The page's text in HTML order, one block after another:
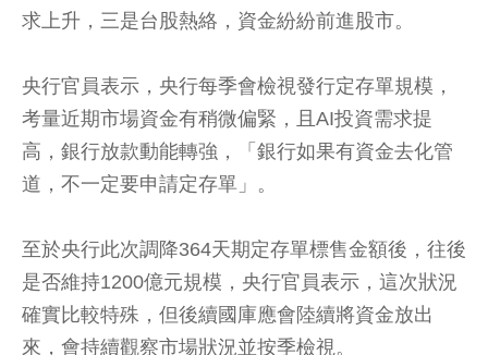
求上升，三是台股熱絡，資金紛紛前進股市。
央行官員表示，央行每季會檢視發行定存單規模，
考量近期市場資金有稍微偏緊，且AI投資需求提
高，銀行放款動能轉強，「銀行如果有資金去化管
道，不一定要申請定存單」。
至於央行此次調降364天期定存單標售金額後，往後
是否維持1200億元規模，央行官員表示，這次狀況
確實比較特殊，但後續國庫應會陸續將資金放出
來，會持續觀察市場狀況並按季檢視。